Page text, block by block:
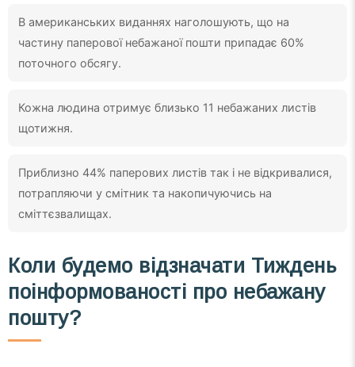
В американських виданнях наголошують, що на
частину паперової небажаної пошти припадає 60%
поточного обсягу.
Кожна людина отримує близько 11 небажаних листів
щотижня.
Приблизно 44% паперових листів так і не відкривалися,
потрапляючи у смітник та накопичуючись на
сміттєзвалищах.
Коли будемо відзначати Тиждень
поінформованості про небажану
пошту?